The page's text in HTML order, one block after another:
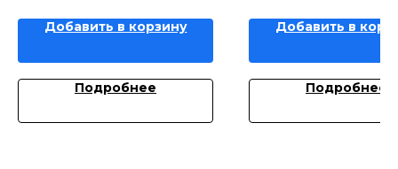
Добавить в корзину
Подробнее
Добавить в
Подробнее